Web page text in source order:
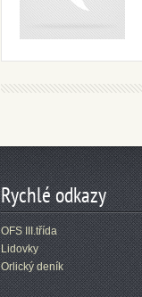
Rychlé odkazy
OFS III.třída
Lidovky
Orlický deník